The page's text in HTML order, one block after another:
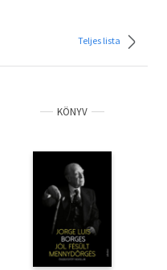
Teljes lista
KÖNYV